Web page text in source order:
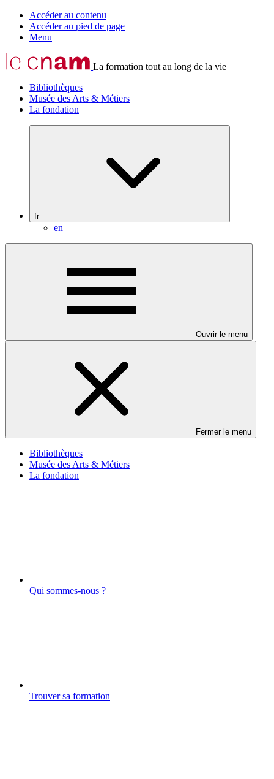
Accéder au contenu
Accéder au pied de page
Menu
La formation tout au long de la vie
Bibliothèques
Musée des Arts & Métiers
La fondation
fr
en
Ouvrir le menu
Fermer le menu
Bibliothèques
Musée des Arts & Métiers
La fondation
Qui sommes-nous ?
Trouver sa formation